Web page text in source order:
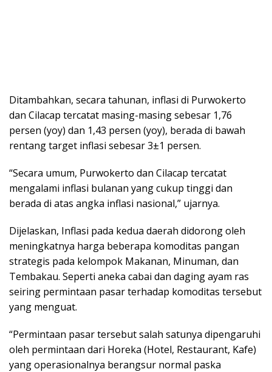
Ditambahkan, secara tahunan, inflasi di Purwokerto
dan Cilacap tercatat masing-masing sebesar 1,76
persen (yoy) dan 1,43 persen (yoy), berada di bawah
rentang target inflasi sebesar 3±1 persen.
“Secara umum, Purwokerto dan Cilacap tercatat
mengalami inflasi bulanan yang cukup tinggi dan
berada di atas angka inflasi nasional,” ujarnya.
Dijelaskan, Inflasi pada kedua daerah didorong oleh
meningkatnya harga beberapa komoditas pangan
strategis pada kelompok Makanan, Minuman, dan
Tembakau. Seperti aneka cabai dan daging ayam ras
seiring permintaan pasar terhadap komoditas tersebut
yang menguat.
“Permintaan pasar tersebut salah satunya dipengaruhi
oleh permintaan dari Horeka (Hotel, Restaurant, Kafe)
yang operasionalnya berangsur normal paska